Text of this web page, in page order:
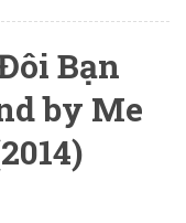
Bạn
by Me